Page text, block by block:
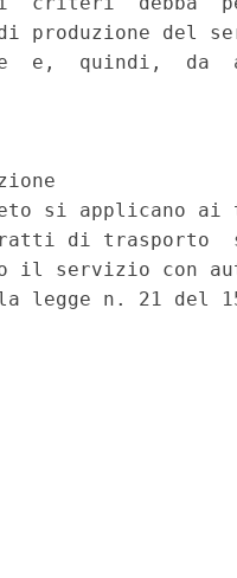
produzione del
quindi,  da
si applicano ai
di trasporto
il servizio con
n. 21 del 15